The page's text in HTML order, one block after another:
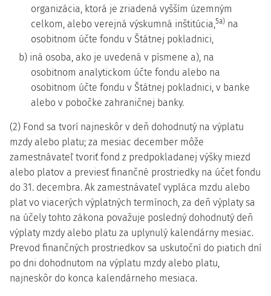
organizácia, ktorá je zriadená vyšším územným
celkom, alebo verejná výskumná inštitúcia,5a) na
osobitnom účte fondu v Štátnej pokladnici,
b) iná osoba, ako je uvedená v písmene a), na
osobitnom analytickom účte fondu alebo na
osobitnom účte fondu v Štátnej pokladnici, v banke
alebo v pobočke zahraničnej banky.
(2) Fond sa tvorí najneskôr v deň dohodnutý na výplatu
mzdy alebo platu; za mesiac december môže
zamestnávateľ tvoriť fond z predpokladanej výšky miezd
alebo platov a previesť finančné prostriedky na účet fondu
do 31. decembra. Ak zamestnávateľ vypláca mzdu alebo
plat vo viacerých výplatných termínoch, za deň výplaty sa
na účely tohto zákona považuje posledný dohodnutý deň
výplaty mzdy alebo platu za uplynulý kalendárny mesiac.
Prevod finančných prostriedkov sa uskutoční do piatich dní
po dni dohodnutom na výplatu mzdy alebo platu,
najneskôr do konca kalendárneho mesiaca.